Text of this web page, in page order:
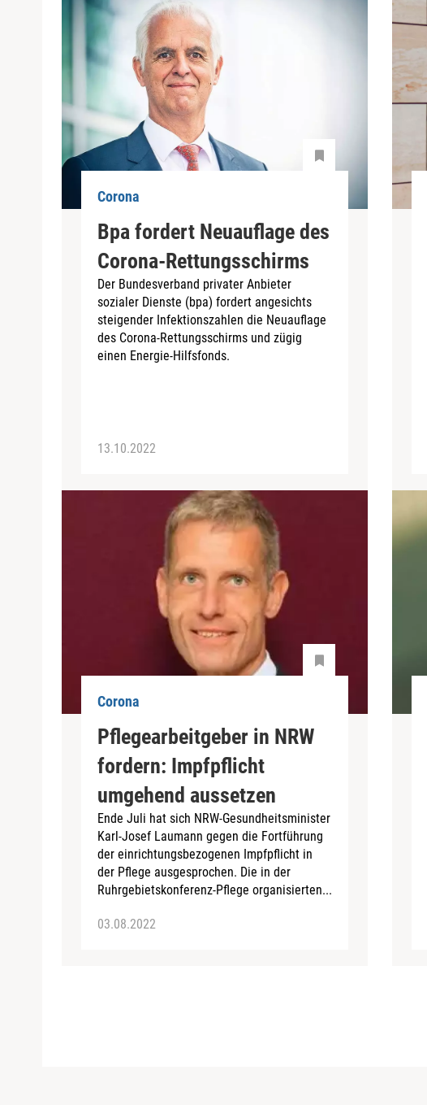
Corona
Bpa fordert Neuauflage des
Corona-Rettungsschirms
Der Bundesverband privater Anbieter
sozialer Dienste (bpa) fordert angesichts
steigender Infektionszahlen die Neuauflage
des Corona-Rettungsschirms und zügig
einen Energie-Hilfsfonds.
13.10.2022
Corona
Pflegearbeitgeber in NRW
fordern: Impfpflicht
umgehend aussetzen
Ende Juli hat sich NRW-Gesundheitsminister
Karl-Josef Laumann gegen die Fortführung
der einrichtungsbezogenen Impfpflicht in
der Pflege ausgesprochen. Die in der
Ruhrgebietskonferenz-Pflege organisierten...
03.08.2022